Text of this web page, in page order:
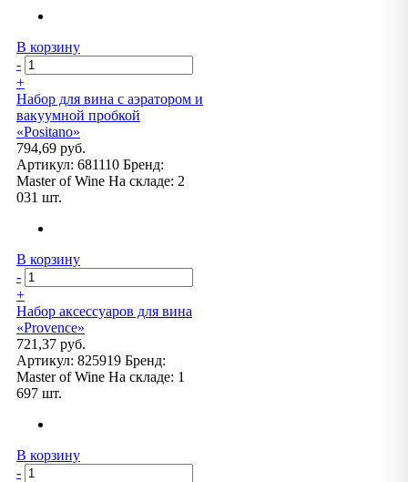
В корзину
-
+
Набор для вина с аэратором и
вакуумной пробкой
«Positano»
794,69 руб.
Артикул: 681110 Бренд:
Master of Wine На складе: 2
031 шт.
В корзину
-
+
Набор аксессуаров для вина
«Provence»
721,37 руб.
Артикул: 825919 Бренд:
Master of Wine На складе: 1
697 шт.
В корзину
-